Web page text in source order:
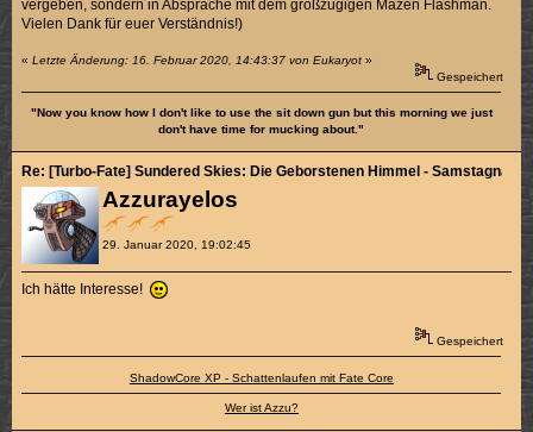
vergeben, sondern in Absprache mit dem großzügigen Mäzen Flashman.
Vielen Dank für euer Verständnis!)
«Letzte Änderung: 16. Februar 2020, 14:43:37 von Eukaryot »
Gespeichert
"Now you know how I don't like to use the sit down gun but this morning we just
don't have time for mucking about."
Azzurayelos
29. Januar 2020, 19:02:45
Re: [Turbo-Fate] Sundered Skies: Die Geborstenen Himmel -
Ich hätte Interesse!
Gespeichert
ShadowCore XP - Schattenlaufen mit Fate Core
Wer ist Azzu?